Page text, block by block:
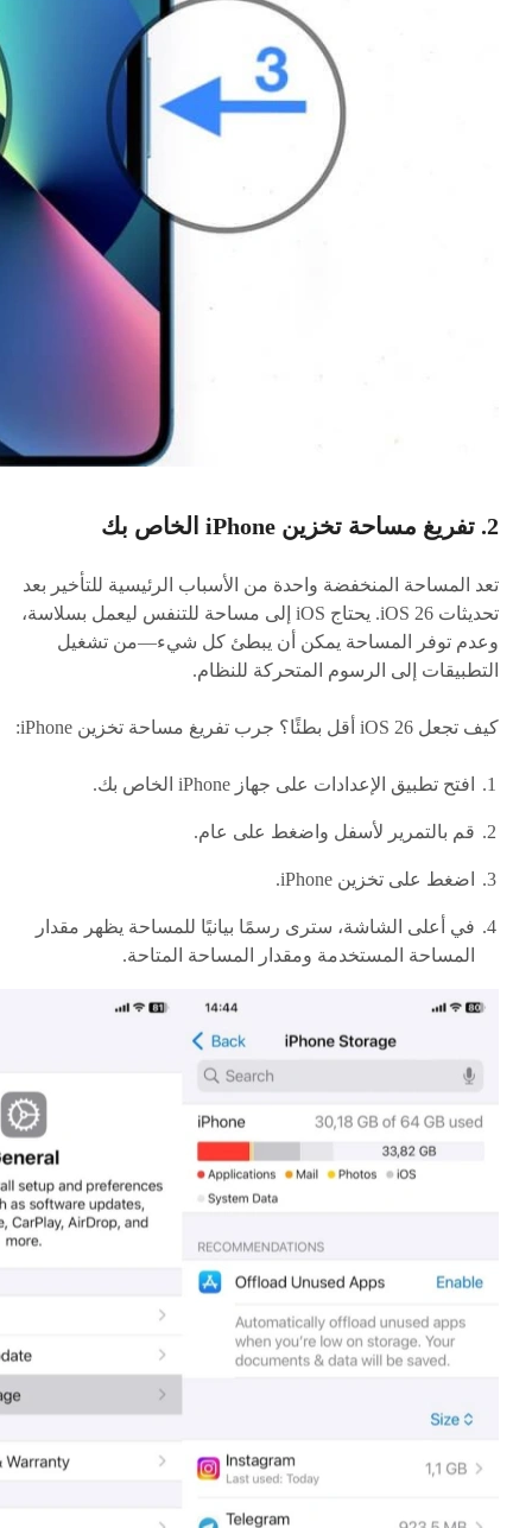
2. تفريغ مساحة تخزين iPhone الخاص بك
تعد المساحة المنخفضة واحدة من الأسباب الرئيسية للتأخير بعد
تحديثات iOS 26. يحتاج iOS إلى مساحة للتنفس ليعمل بسلاسة،
وعدم توفر المساحة يمكن أن يبطئ كل شيء—من تشغيل
التطبيقات إلى الرسوم المتحركة للنظام.
كيف تجعل iOS 26 أقل بطئًا؟ جرب تفريغ مساحة تخزين iPhone:
افتح تطبيق الإعدادات على جهاز iPhone الخاص بك.
قم بالتمرير لأسفل واضغط على عام.
اضغط على تخزين iPhone.
في أعلى الشاشة، سترى رسمًا بيانيًا للمساحة يظهر مقدار
المساحة المستخدمة ومقدار المساحة المتاحة.